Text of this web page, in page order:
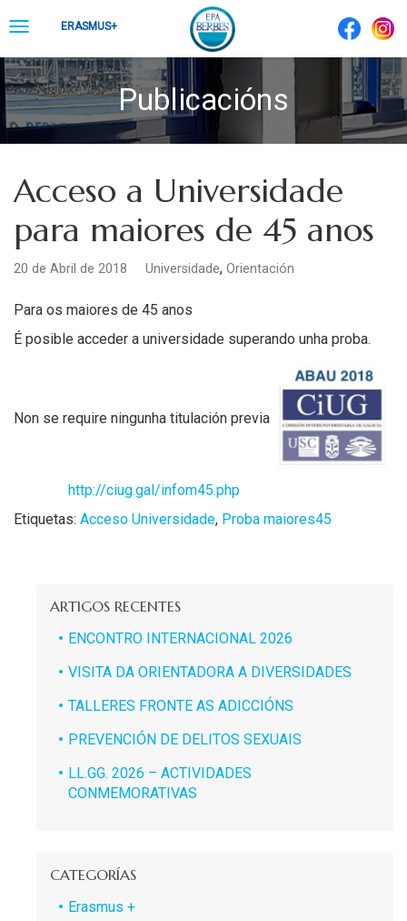
to ToggleERASMUS+
Publicacións
Acceso a Universidade
para maiores de 45 anos
20 de Abril de 2018 Universidade, Orientación
Para os maiores de 45 anos
É posible acceder a universidade superando unha proba.
Non se require ningunha titulación previa
http://ciug.gal/infom45.php
Etiquetas: Acceso Universidade, Proba maiores45
ARTIGOS RECENTES
ENCONTRO INTERNACIONAL 2026
VISITA DA ORIENTADORA A DIVERSIDADES
TALLERES FRONTE AS ADICCIÓNS
PREVENCIÓN DE DELITOS SEXUAIS
LL.GG. 2026 – ACTIVIDADES
CONMEMORATIVAS
CATEGORÍAS
Erasmus +